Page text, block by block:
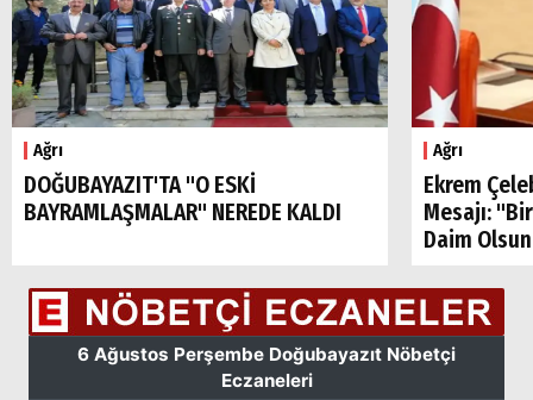
Ağrı
DOĞUBAYAZIT'TA "O ESKİ
BAYRAMLAŞMALAR" NEREDE KALDI
Ağrı
Ekrem
Mesajı:
Daim
Arama
Popüler
Doğubayazıt